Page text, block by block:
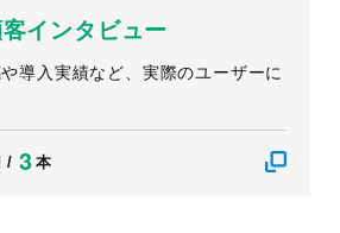
インタビュー
導入実績など、実際のユーザーに
/3 本